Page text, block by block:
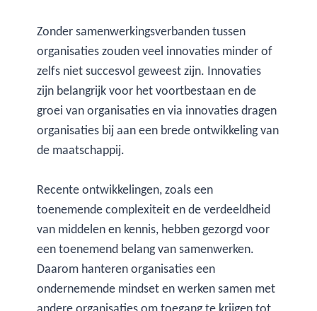
Zonder samenwerkingsverbanden tussen
organisaties zouden veel innovaties minder of
zelfs niet succesvol geweest zijn. Innovaties
zijn belangrijk voor het voortbestaan en de
groei van organisaties en via innovaties dragen
organisaties bij aan een brede ontwikkeling van
de maatschappij.
Recente ontwikkelingen, zoals een
toenemende complexiteit en de verdeeldheid
van middelen en kennis, hebben gezorgd voor
een toenemend belang van samenwerken.
Daarom hanteren organisaties een
ondernemende mindset en werken samen met